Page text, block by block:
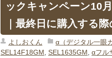
ックキャンペーン10
｜最終日に購入する
よしおくん α（デジタル一眼
SEL14F18GM SEL1635GM αフル